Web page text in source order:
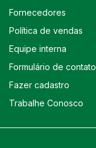
Fornecedores
Política de vendas
Equipe interna
Formulário de contato
Fazer cadastro
Trabalhe Conosco